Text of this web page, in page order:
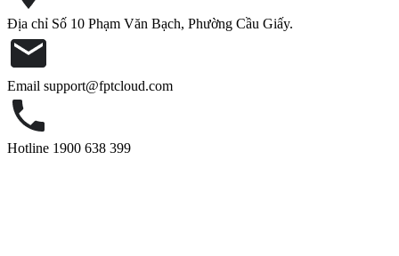
Địa chỉ Số 10 Phạm Văn Bạch, Phường Cầu Giấy.
Email support@fptcloud.com
Hotline 1900 638 399